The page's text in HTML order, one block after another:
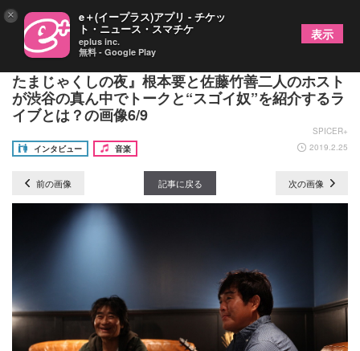
【対談】チケット即完売のイベント『要と竹善のお
たまじゃくしの夜』根本要と佐藤竹善二人のホスト
が渋谷の真ん中でトークと“スゴイ奴”を紹介するラ
イブとは？の画像6/9
SPICER+
インタビュー
音楽 2019.2.25
前の画像 記事に戻る 次の画像
× e＋(イープラス)アプリ - チケッ
ト・ニュース・スマチケ
eplus inc.
無料 - Google Play
表示